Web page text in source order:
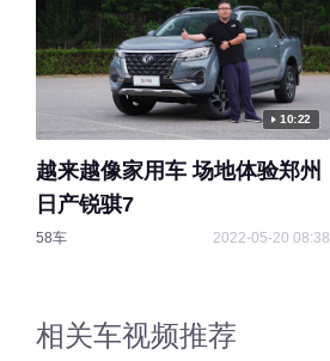
10:22
越来越像家用车 场地体验郑州
日产锐骐7
58车 2022-05-20 08:38
相关车视频推荐